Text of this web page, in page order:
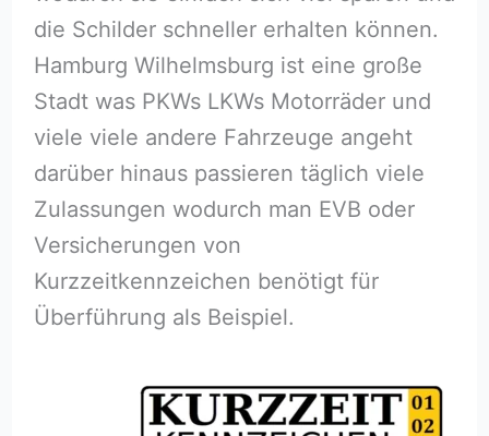
die Schilder schneller erhalten können.
Hamburg Wilhelmsburg ist eine große
Stadt was PKWs LKWs Motorräder und
viele viele andere Fahrzeuge angeht
darüber hinaus passieren täglich viele
Zulassungen wodurch man EVB oder
Versicherungen von
Kurzzeitkennzeichen benötigt für
Überführung als Beispiel.